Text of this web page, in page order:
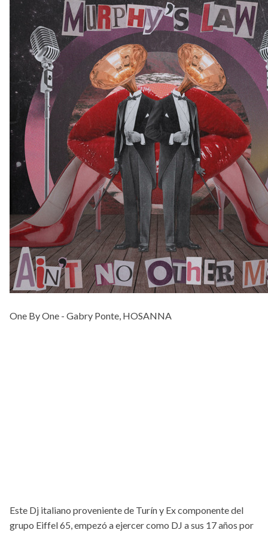
One By One - Gabry Ponte, HOSANNA
Este Dj italiano proveniente de Turín y Ex componente del
grupo Eiffel 65, empezó a ejercer como DJ a sus 17 años por